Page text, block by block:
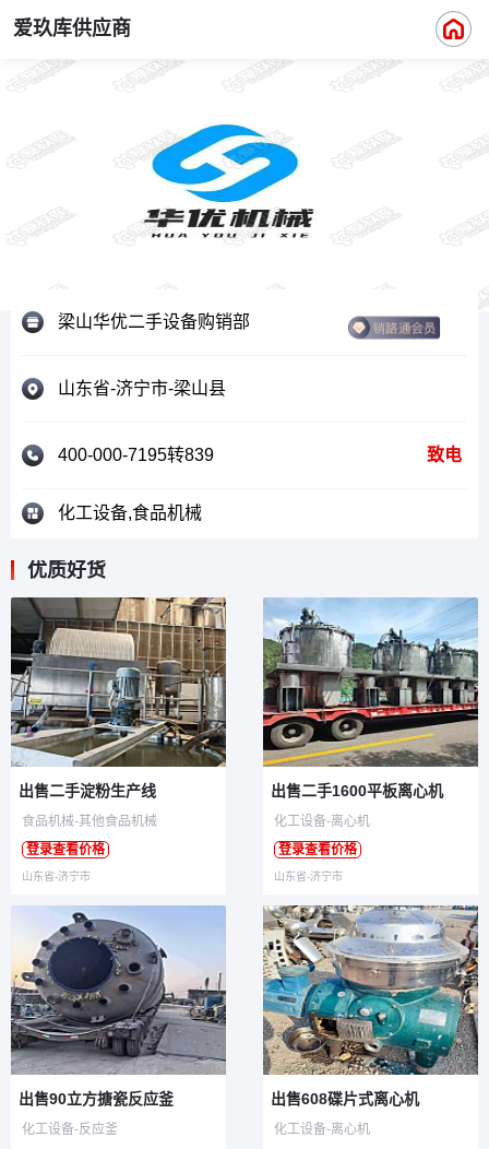
爱玖库供应商
梁山华优二手设备购销部
山东省-济宁市-梁山县
400-000-7195转839 致电
化工设备,食品机械
优质好货
出售二手淀粉生产线
食品机械-其他食品机械
登录查看价格
山东省-济宁市
出售二手1600平板离心机
化工设备-离心机
登录查看价格
山东省-济宁市
出售90立方搪瓷反应釜
化工设备-反应釜
出售608碟片式离心机
化工设备-离心机